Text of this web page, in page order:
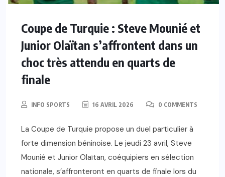
Coupe de Turquie : Steve Mounié et
Junior Olaïtan s’affrontent dans un
choc très attendu en quarts de
finale
INFO SPORTS 16 AVRIL 2026 0 COMMENTS
La Coupe de Turquie propose un duel particulier à
forte dimension béninoise. Le jeudi 23 avril, Steve
Mounié et Junior Olaïtan, coéquipiers en sélection
nationale, s’affronteront en quarts de finale lors du